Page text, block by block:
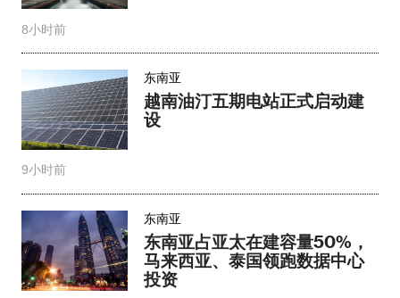
8小时前
东南亚
越南油汀五期电站正式启动建
设
9小时前
东南亚
东南亚占亚太在建容量50%，
马来西亚、泰国领跑数据中心
投资